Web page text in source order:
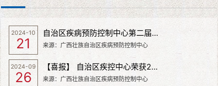
自治区疾病预防控制中心第二届博士论坛顺利举办
2024-10
21 来源：广西壮族自治区疾病预防控制中心
【喜报】 自治区疾控中心荣获2023年度广西科学技术奖三等奖一项
2024-09
26 来源：广西壮族自治区疾病预防控制中心